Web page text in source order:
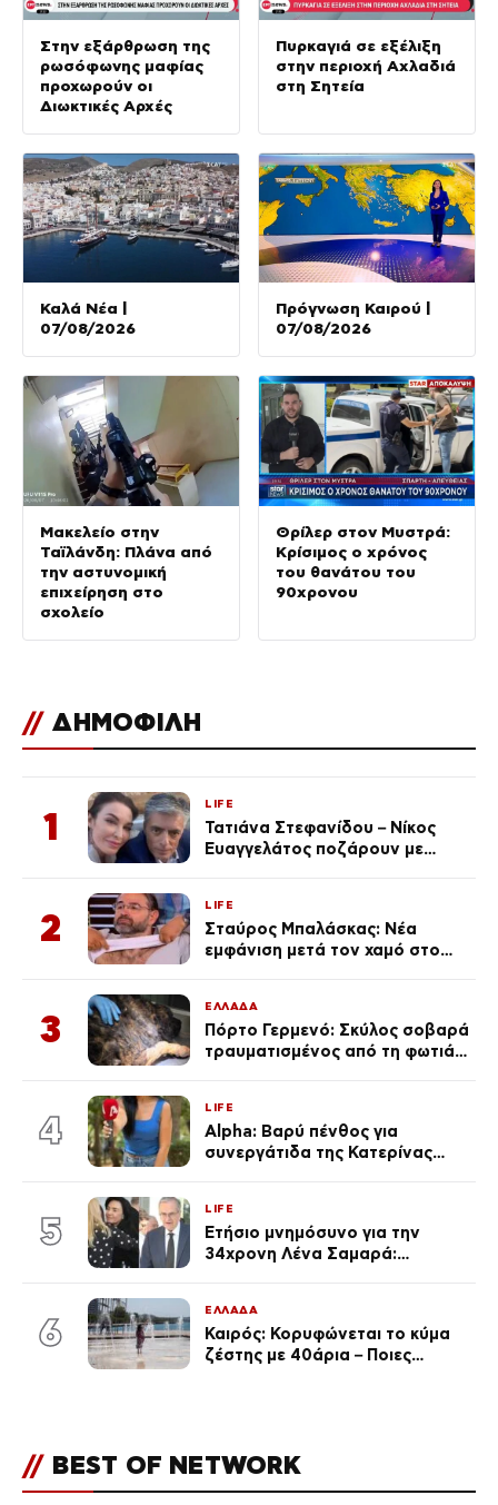
Στην εξάρθρωση της
ρωσόφωνης μαφίας
προχωρούν οι
Διωκτικές Αρχές
Πυρκαγιά σε εξέλιξη
στην περιοχή Αχλαδιά
στη Σητεία
Καλά Νέα |
07/08/2026
Πρόγνωση Καιρού |
07/08/2026
Μακελείο στην
Ταϊλάνδη: Πλάνα από
την αστυνομική
επιχείρηση στο
σχολείο
Θρίλερ στον Μυστρά:
Κρίσιμος ο χρόνος
του θανάτου του
90χρονου
// ΔΗΜΟΦΙΛΗ
1
LIFE
Τατιάνα Στεφανίδου – Νίκος
Ευαγγελάτος ποζάρουν με
2
LIFE
Σταύρος Μπαλάσκας: Νέα
εμφάνιση μετά τον χαμό στο
3
ΕΛΛΑΔΑ
Πόρτο Γερμενό: Σκύλος σοβαρά
τραυματισμένος από τη φωτιά
4
LIFE
Alpha: Βαρύ πένθος για
συνεργάτιδα της Κατερίνας
του Θεού»
5
LIFE
Ετήσιο μνημόσυνο για την
34χρονη Λένα Σαμαρά:
6
ΕΛΛΑΔΑ
Καιρός: Κορυφώνεται το κύμα
ζέστης με 40άρια – Ποιες
// BEST OF NETWORK